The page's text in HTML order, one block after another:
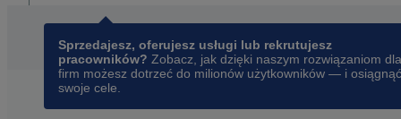
Sprzedajesz, oferujesz usługi lub rekrutujesz
pracowników? Zobacz, jak dzięki naszym rozwiązaniom dla
firm możesz dotrzeć do milionów użytkowników — i osiągnąć
swoje cele.